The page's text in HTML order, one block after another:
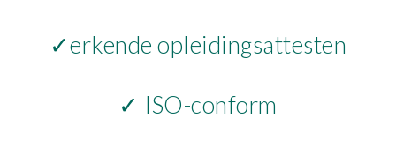
✓erkende opleidingsattesten
✓ ISO-conform